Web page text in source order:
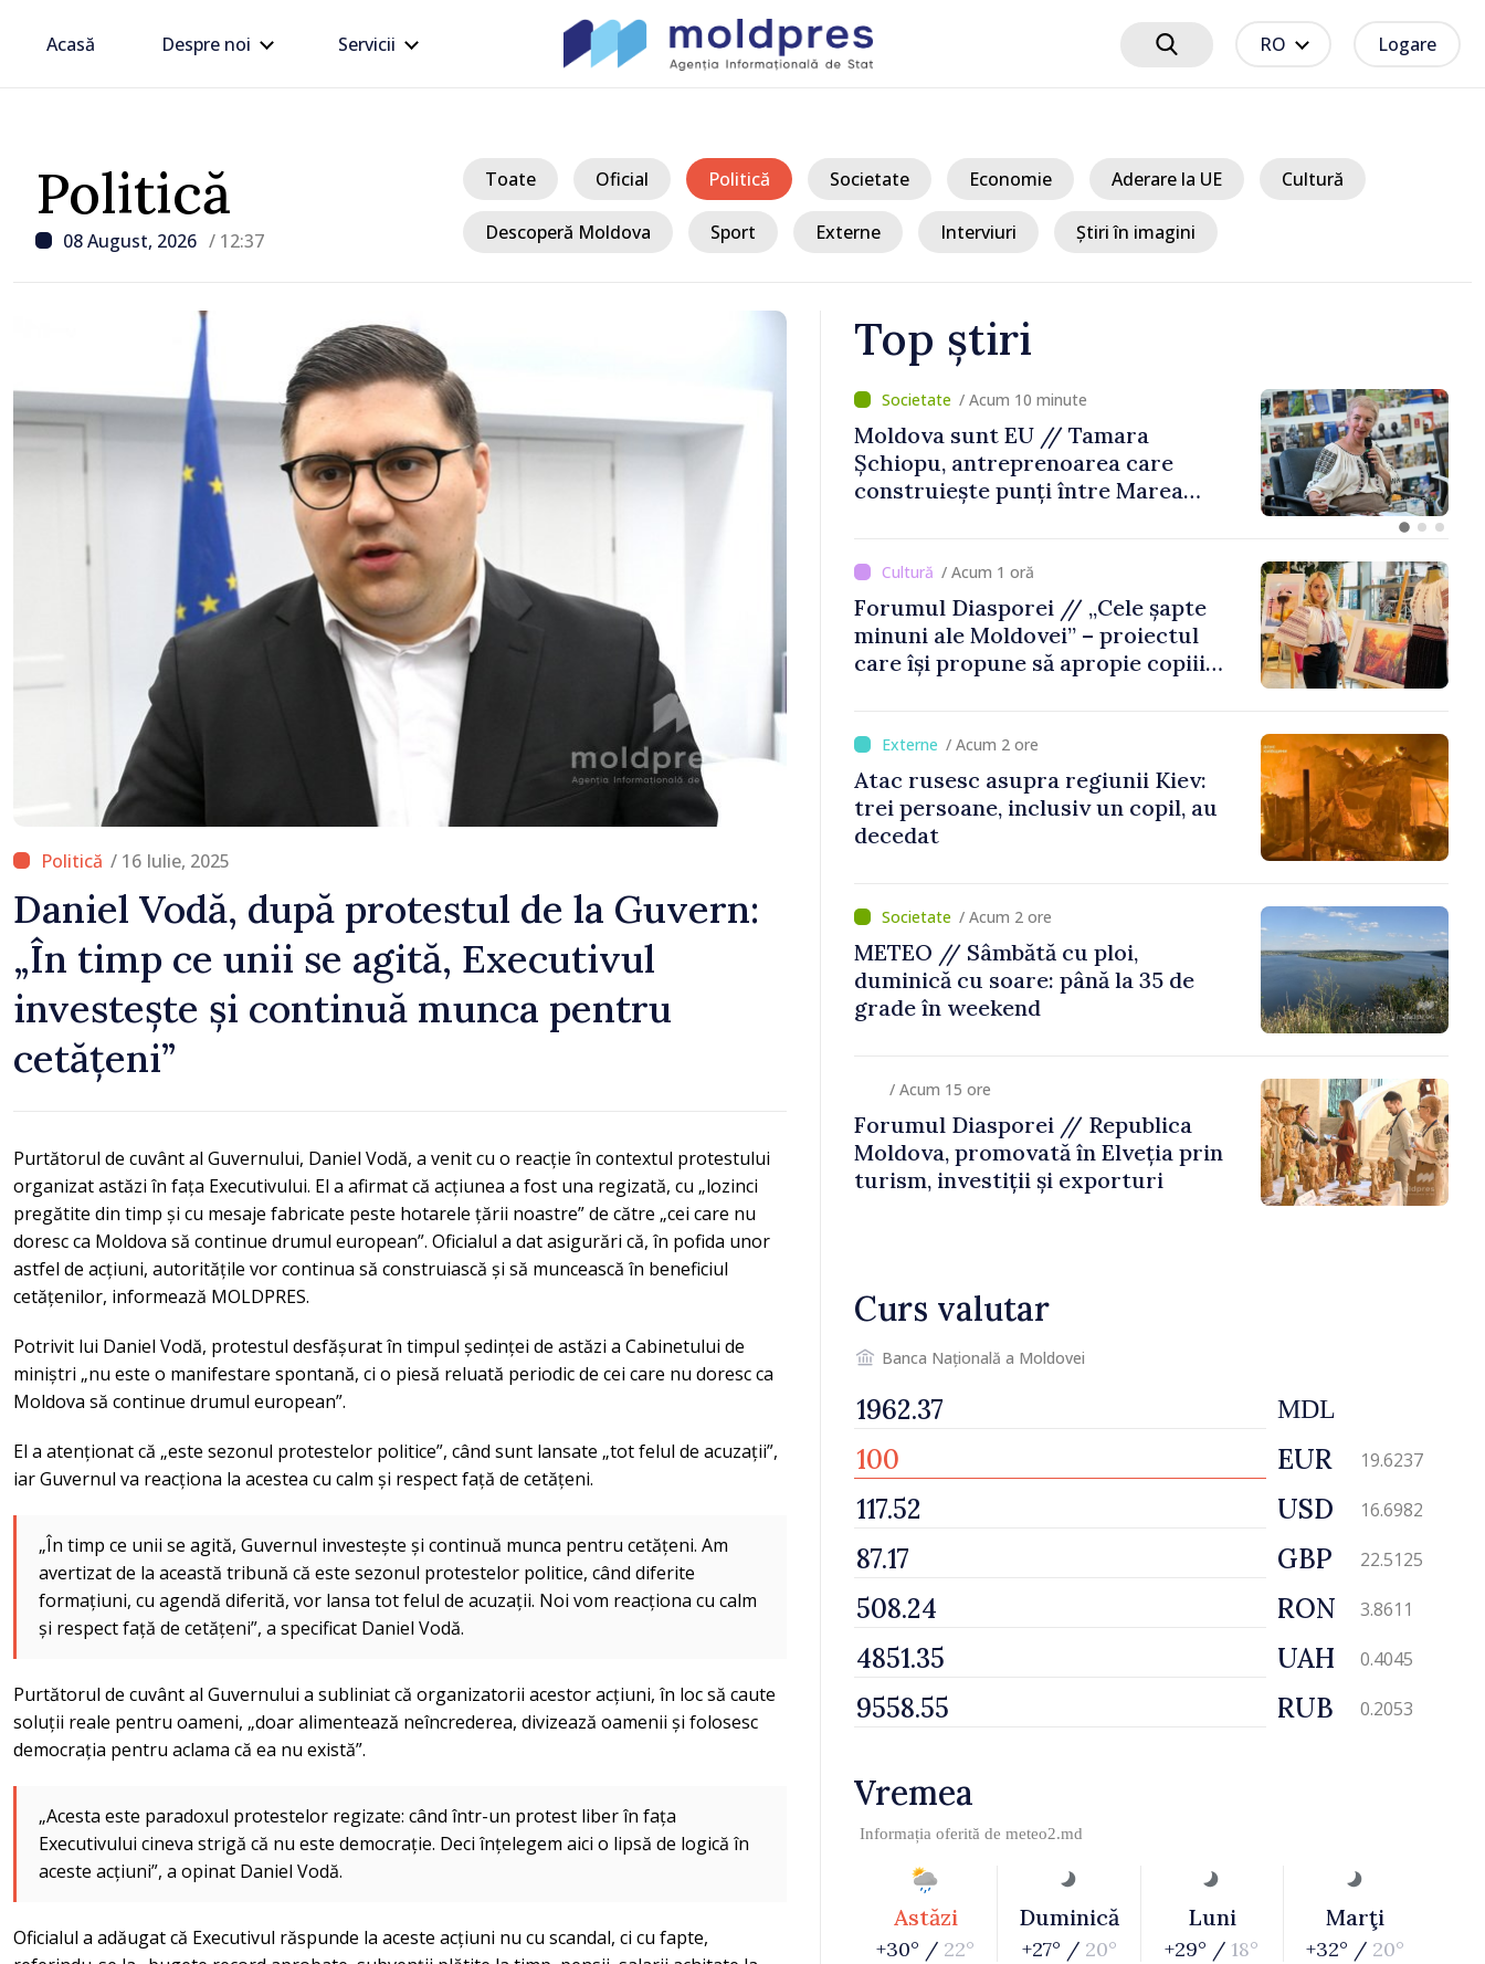
Acasă Despre noi Servicii RO Logare
Politică
08 August, 2026 / 12:37
Toate Oficial Politică Societate Economie Aderare la UE Cultură
Descoperă Moldova Sport Externe Interviuri Știri în imagini
/ 16 Iulie, 2025
Daniel Vodă, după protestul de la Guvern:
„În timp ce unii se agită, Executivul
investește și continuă munca pentru
cetățeni”
Purtătorul de cuvânt al Guvernului, Daniel Vodă, a venit cu o reacție în contextul protestului
organizat astăzi în fața Executivului. El a afirmat că acțiunea a fost una regizată, cu „lozinci
pregătite din timp și cu mesaje fabricate peste hotarele țării noastre” de către „cei care nu
doresc ca Moldova să continue drumul european”. Oficialul a dat asigurări că, în pofida unor
astfel de acțiuni, autoritățile vor continua să construiască și să muncească în beneficiul
cetățenilor, informează MOLDPRES.
Potrivit lui Daniel Vodă, protestul desfășurat în timpul ședinței de astăzi a Cabinetului de
miniștri „nu este o manifestare spontană, ci o piesă reluată periodic de cei care nu doresc ca
Moldova să continue drumul european”.
El a atenționat că „este sezonul protestelor politice”, când sunt lansate „tot felul de acuzații”,
iar Guvernul va reacționa la acestea cu calm și respect față de cetățeni.
„În timp ce unii se agită, Guvernul investește și continuă munca pentru cetățeni. Am
avertizat de la această tribună că este sezonul protestelor politice, când diferite
formațiuni, cu agendă diferită, vor lansa tot felul de acuzații. Noi vom reacționa cu calm
și respect față de cetățeni”, a specificat Daniel Vodă.
Purtătorul de cuvânt al Guvernului a subliniat că organizatorii acestor acțiuni, în loc să caute
soluții reale pentru oameni, „doar alimentează neîncrederea, divizează oamenii și folosesc
democrația pentru aclama că ea nu există”.
„Acesta este paradoxul protestelor regizate: când într-un protest liber în fața
Executivului cineva strigă că nu este democrație. Deci înțelegem aici o lipsă de logică în
aceste acțiuni”, a opinat Daniel Vodă.
Oficialul a adăugat că Executivul răspunde la aceste acțiuni nu cu scandal, ci cu fapte,
Top știri
/ Acum 1 oră
Joseph Burkhalter, confirmat de
Senatul SUA în calitate de viitor
ambasador în Republica Moldova
/ Acum 10 minute
Moldova sunt EU // Tamara
Șchiopu, antreprenoarea care
construiește punți între Marea
/ Acum 1 oră
Forumul Diasporei // „Cele șapte
minuni ale Moldovei” – proiectul
care își propune să apropie copiii
/ Acum 2 ore
Atac rusesc asupra regiunii Kiev:
trei persoane, inclusiv un copil, au
decedat
/ Acum 2 ore
METEO // Sâmbătă cu ploi,
duminică cu soare: până la 35 de
grade în weekend
/ Acum 15 ore
Forumul Diasporei // Republica
Moldova, promovată în Elveția prin
turism, investiții și exporturi
Curs valutar
Banca Națională a Moldovei
MDL
EUR 19.6237
USD 16.6982
GBP 22.5125
RON 3.8611
UAH 0.4045
RUB 0.2053
Vremea
Informația oferită de meteo2.md
Astăzi
+30° / 22°
Duminică
+27° / 20°
Luni
+29° / 18°
Marţi
+32° / 20°